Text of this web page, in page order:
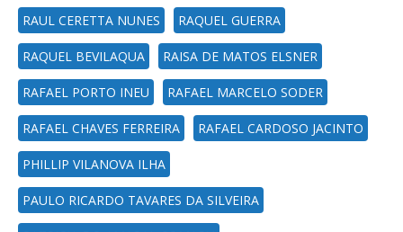
RAUL CERETTA NUNES RAQUEL GUERRA
RAQUEL BEVILAQUA RAISA DE MATOS ELSNER
RAFAEL PORTO INEU RAFAEL MARCELO SODER
RAFAEL CHAVES FERREIRA RAFAEL CARDOSO JACINTO
PHILLIP VILANOVA ILHA
PAULO RICARDO TAVARES DA SILVEIRA